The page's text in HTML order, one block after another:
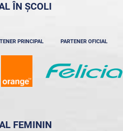
ÎN ȘCOLI
PRINCIPAL PARTENER OFICIAL
FEMININ